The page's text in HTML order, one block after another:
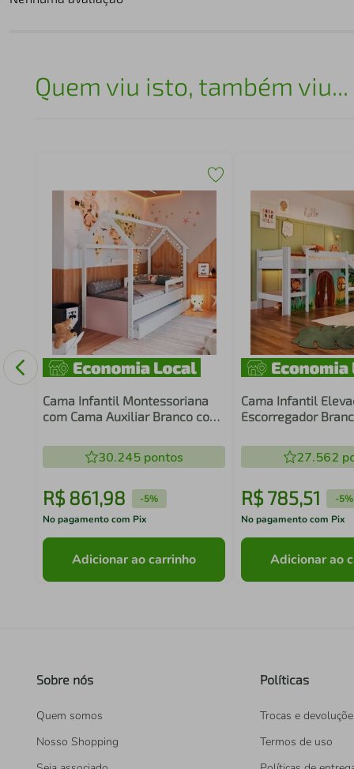
Quem viu isto, também viu...
Cama Infantil Montessoriana
com Cama Auxiliar Branco com
30.245pontos
R$ 861,98 -5%
No pagamento com Pix
Adicionar ao carrinho
Cama Infantil
Escorregador
Móveis
27.562
R$ 785,51 -5%
No pagamento com Pix
Adicionar ao
Sobre nós
Quem somos
Nosso Shopping
Políticas
Trocas e
Termos de uso